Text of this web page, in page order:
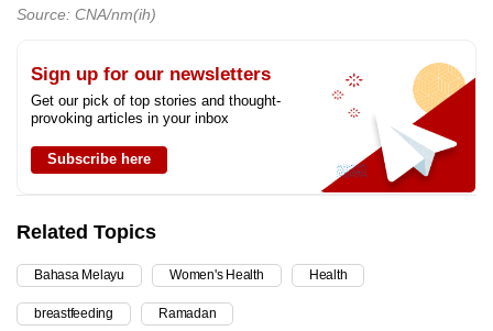
Source: CNA/nm(ih)
Sign up for our newsletters
Get our pick of top stories and thought-
provoking articles in your inbox
Subscribe here
Related Topics
Bahasa Melayu Women's Health Health
breastfeeding Ramadan